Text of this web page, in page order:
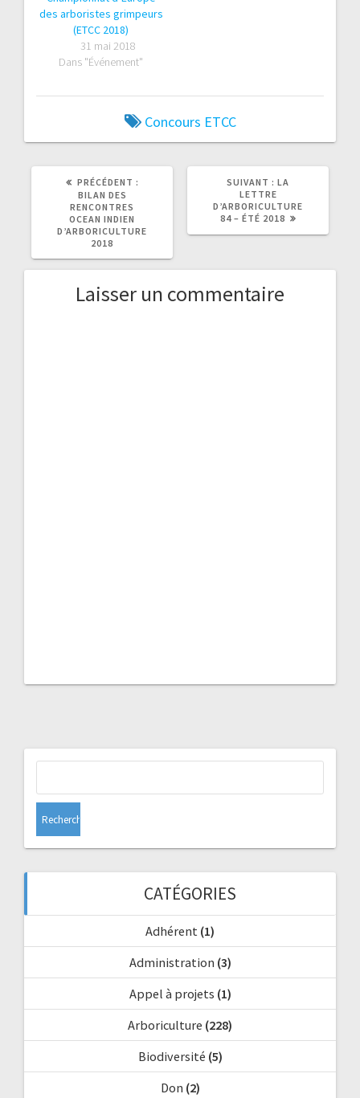
des arboristes grimpeurs
(ETCC 2018)
31 mai 2018
Dans "Événement"
Concours ETCC
PRÉCÉDENT :
BILAN DES
RENCONTRES
OCEAN INDIEN
D’ARBORICULTURE
2018
SUIVANT : ARTICLE
:
LA
LETTRE
D’ARBORICULTURE
84 – ÉTÉ 2018
Laisser un commentaire
CATÉGORIES
Adhérent (1)
Administration (3)
Appel à projets (1)
Arboriculture (228)
Biodiversité (5)
Don (2)